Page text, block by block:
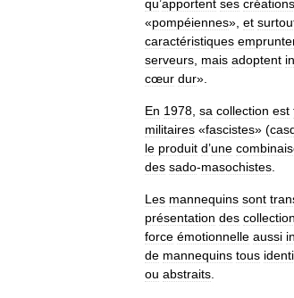
qu’apportent ses
«pompéiennes», et
caractéristiques
serveurs mais adoptent
cœur dur».
En 1978 sa collection est
militaires «fascistes» (
le produit d’une
des sado-masochistes
Les mannequins sont
présentation des
force émotionnelle aussi
de mannequins tous
ou abstraits